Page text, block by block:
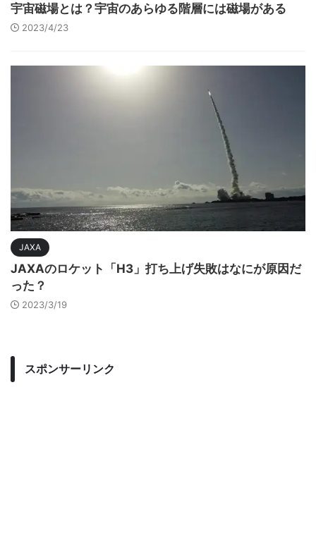
宇宙磁場とは？宇宙のあらゆる階層には磁場がある
2023/4/23
JAXA
JAXAのロケット「H3」打ち上げ失敗はなにが原因だ
った？
2023/3/19
スポンサーリンク